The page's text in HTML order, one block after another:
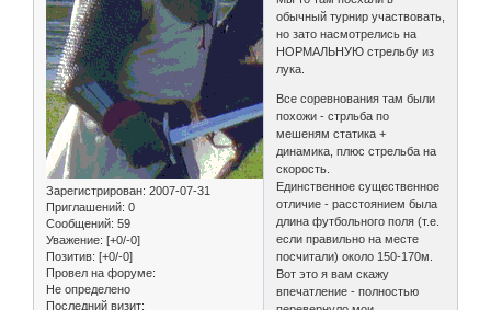
Зарегистрирован: 2007-07-31
Приглашений: 0
Сообщений: 59
Уважение: [+0/-0]
Позитив: [+0/-0]
Провел на форуме:
Не определено
Последний визит:
обычный турнир участвовать,
но зато насмотрелись на
НОРМАЛЬНУЮ стрельбу из
лука.
Все соревнования там были
похожи - стрльба по
мешеням статика +
динамика, плюс стрельба на
скорость.
Единственное существенное
отличие - расстоянием была
длина футбольного поля (т.е.
если правильно на месте
посчитали) около 150-170м.
Вот это я вам скажу
впечатление - полностью